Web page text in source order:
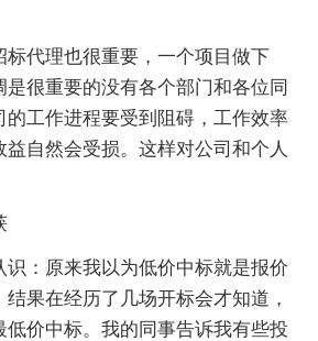
代理也很重要，一个项目做下
很重要的没有各个部门和各位同
的工作进程要受到阻碍，工作效率
自然会受损。这样对公司和个人
：原来我以为低价中标就是报价
果在经历了几场开标会才知道，
低价中标。我的同事告诉我有些投